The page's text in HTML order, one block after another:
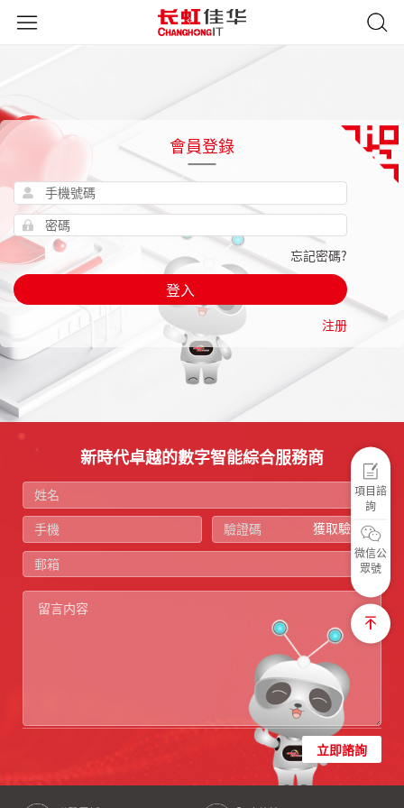
會員登錄
忘記密碼?
登入
注册
項目諮
詢
微信公
眾號
新時代卓越的數字智能綜合服務商
獲取驗證碼
立即諮詢